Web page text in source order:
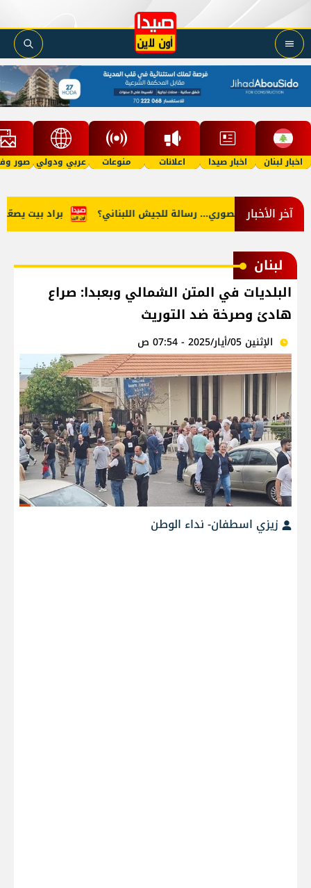
اخبار لبنان اخبار صيدا اعلانات منوعات عربي ودولي صور
آخر الأخبار براد بيت يصعّد ضربة المنصوري... رسالة للجيش اللبناني؟
لبنان
البلديات في المتن الشمالي وبعبدا: صراع
هادئ وصرخة ضد التوريث
الإثنين 05/أيار/2025 - 07:54 ص
زيزي اسطفان- نداء الوطن